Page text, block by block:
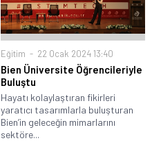
Eğitim 22 Ocak 2024 13:40
Bien Üniversite Öğrencileriyle
Buluştu
Hayatı kolaylaştıran fikirleri
yaratıcı tasarımlarla buluşturan
Bien’in geleceğin mimarlarını
sektöre...